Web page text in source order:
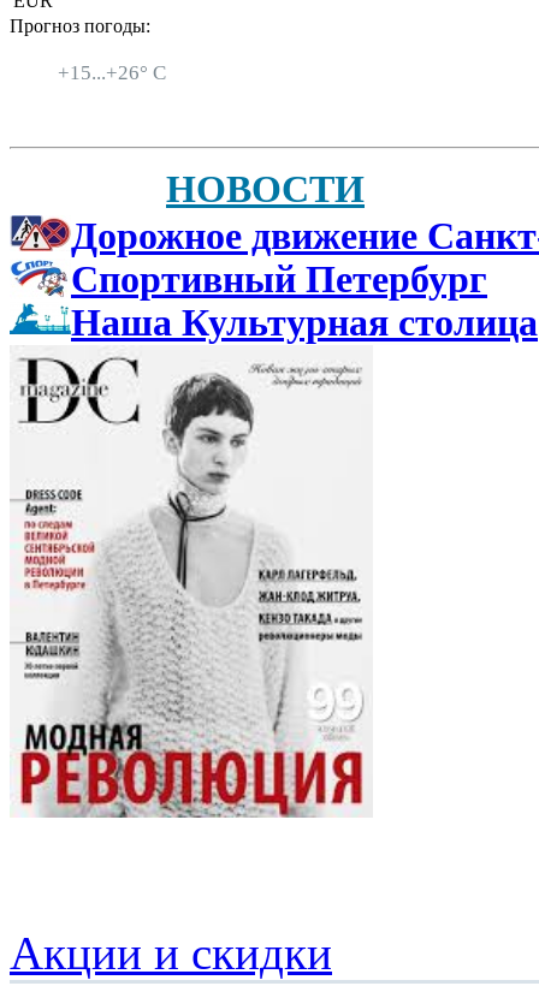
Прогноз погоды:
+15...+26° C
НОВОСТИ
Дорожное движение
Спортивный Петербург
Наша Культурная столица
Акции и скидки